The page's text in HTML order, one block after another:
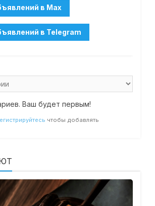
Ваш будет первым!
чтобы добавлять